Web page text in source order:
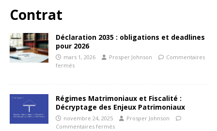
Contrat
Déclaration 2035 : obligations et deadlines
pour 2026
mars 1, 2026 Prosper Johnson
Commentaires
fermés
Régimes Matrimoniaux et Fiscalité :
Décryptage des Enjeux Patrimoniaux
novembre 24, 2025
Prosper Johnson
Commentaires fermés